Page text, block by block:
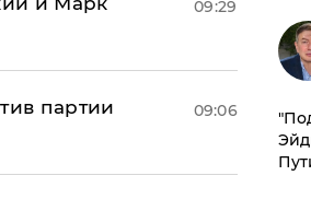
09:29
партии
09:06